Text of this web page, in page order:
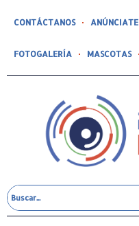
CONTÁCTANOS ANÚNCIATE
FOTOGALERÍA MASCOTAS